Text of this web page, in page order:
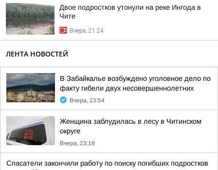
Двое подростков утонули на реке Ингода в
Чите
Вчера, 21:24
ЛЕНТА НОВОСТЕЙ
В Забайкалье возбуждено уголовное дело по
факту гибели двух несовершеннолетних
Вчера, 23:54
Женщина заблудилась в лесу в Читинском
округе
Вчера, 23:18
Спасатели закончили работу по поиску погибших подростков